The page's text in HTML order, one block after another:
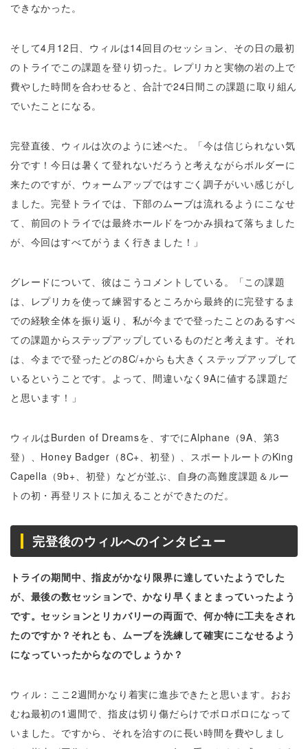
できなかった。
そして4月12日、ウィルは14回目のセッション、その日の最初
のトライでこの課題を登り切った。レプリカと実物の岩の上で
費やした時間を合わせると、合計で24日間この課題に取り組ん
でいたことになる。
完登直後、ウィルは次のように述べた。「今は信じられない気
分です！今日は暑くて登れないだろうと考えながらボルダーに
来たのですが、ウォームアップではすごく調子がいい感じがし
ました。完登トライでは、下部のムーブは流れるようにこなせ
て、前回のトライでは最終ホールドをつかみ損ねて落ちました
が、今回はすべてがうまく行きました！」
グレードについて、彼はこうコメントしている。「この課題
は、レプリカを使って練習するところから最終的に完登するま
での経験全体を振り返り、私が今までで登ったことのあるすべ
ての課題からステップアップしているものだと考えます。それ
は、今までで登ったどの8C/+からも大きくステップアップして
いるということです。よって、間違いなく9Aに値する課題だ
と思います！」
ウィルはBurden of Dreamsを、すでにAlphane（9A、第3
登）、Honey Badger（8C+、初登）、スポートルートのKing
Capella（9b+、初登）などが並ぶ、自身の高難度課題＆ルー
トの初・再登リストに加えることができたのだ。
完登後のウィルへのインタビュー
トライの期間中、指皮がかなり限界に達していたようでした
が、最後の数セッションで、かなり早くまとまっていったよう
です。セッションとリカバリーの両面で、何か特に工夫をされ
たのですか？それとも、ムーブを洗練して確実にこなせるよう
になっていったからなのでしょうか？
ウィル：ここ2週間かなり着実に進歩できたと思います。おお
むね最初の1週間で、指皮は切り傷だらけでボロボロになって
いました。ですから、それを治すのに長い時間を費やしまし